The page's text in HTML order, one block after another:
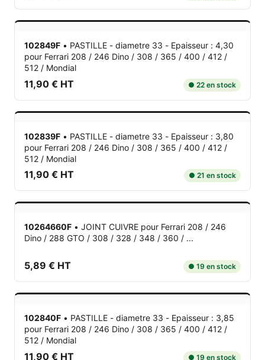
102849F • PASTILLE - diametre 33 - Epaisseur : 4,30
pour Ferrari 208 / 246 Dino / 308 / 365 / 400 / 412 /
512 / Mondial
11,90 € HT ● 22 en stock
102839F • PASTILLE - diametre 33 - Epaisseur : 3,80
pour Ferrari 208 / 246 Dino / 308 / 365 / 400 / 412 /
512 / Mondial
11,90 € HT ● 21 en stock
10264660F • JOINT CUIVRE pour Ferrari 208 / 246
Dino / 288 GTO / 308 / 328 / 348 / 360 / ...
5,89 € HT ● 19 en stock
102840F • PASTILLE - diametre 33 - Epaisseur : 3,85
pour Ferrari 208 / 246 Dino / 308 / 365 / 400 / 412 /
512 / Mondial
11,90 € HT ● 19 en stock